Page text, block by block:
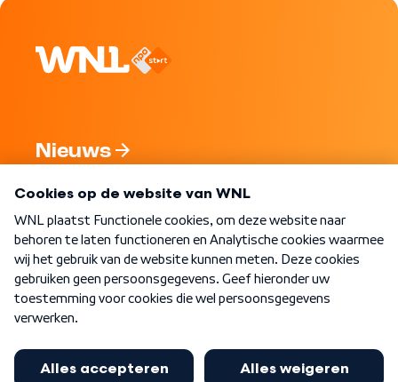
Nieuws
Nieuwsbrief
Word Lid